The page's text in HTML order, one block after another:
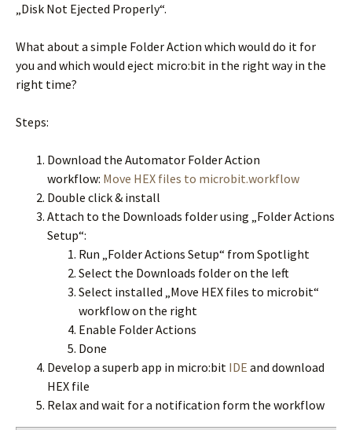
„Disk Not Ejected Properly“.
What about a simple Folder Action which would do it for
you and which would eject micro:bit in the right way in the
right time?
Steps:
Download the Automator Folder Action
workflow: Move HEX files to microbit.workflow
Double click & install
Attach to the Downloads folder using „Folder Actions
Setup“:
Run „Folder Actions Setup“ from Spotlight
Select the Downloads folder on the left
Select installed „Move HEX files to microbit“
workflow on the right
Enable Folder Actions
Done
Develop a superb app in micro:bit IDE and download
HEX file
Relax and wait for a notification form the workflow